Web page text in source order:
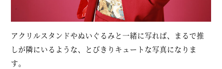
アクリルスタンドやぬいぐるみと一緒に写れば、まるで推
しが隣にいるような、とびきりキュートな写真になりま
す。